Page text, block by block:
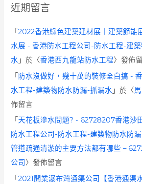
近期留言
「2022香港綠色建築建材展｜建築節能
水展 - 香港防水工程公司-防水工程-建
水 」於〈香港西九龍站防水工程〉發佈
「 防水沒做好，幾十萬的裝修全白搞 -
水工程-建築物防水防漏-抓漏水 」於〈
佈留言
「 天花板滲水問題? - 62728207香港沙
防水工程公司-防水工程-建築物防水防
管道疏通清淤的主要方法都有哪些 –
公司 〉發佈留言
「2021開業瀑布灣通渠公司【香港通渠